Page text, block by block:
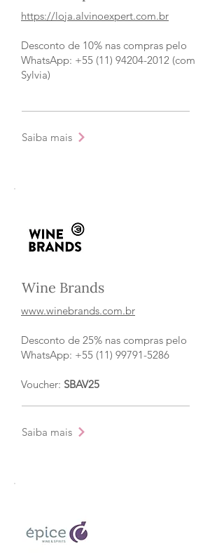
https://loja.alvinoexpert.com.br
Desconto de 10% nas compras pelo
WhatsApp: +55 (11) 94204-2012 (com
Sylvia)
Saiba mais
Wine Brands
www.winebrands.com.br
Desconto de 25% nas compras pelo
WhatsApp: +55 (11) 99791-5286
Voucher: SBAV25
Saiba mais